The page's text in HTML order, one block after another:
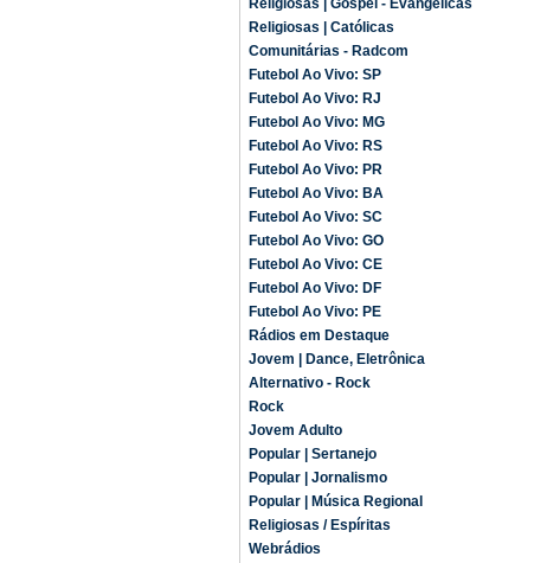
Religiosas | Gospel - Evangélicas
Religiosas | Católicas
Comunitárias - Radcom
Futebol Ao Vivo: SP
Futebol Ao Vivo: RJ
Futebol Ao Vivo: MG
Futebol Ao Vivo: RS
Futebol Ao Vivo: PR
Futebol Ao Vivo: BA
Futebol Ao Vivo: SC
Futebol Ao Vivo: GO
Futebol Ao Vivo: CE
Futebol Ao Vivo: DF
Futebol Ao Vivo: PE
Rádios em Destaque
Jovem | Dance, Eletrônica
Alternativo - Rock
Rock
Jovem Adulto
Popular | Sertanejo
Popular | Jornalismo
Popular | Música Regional
Religiosas / Espíritas
Webrádios